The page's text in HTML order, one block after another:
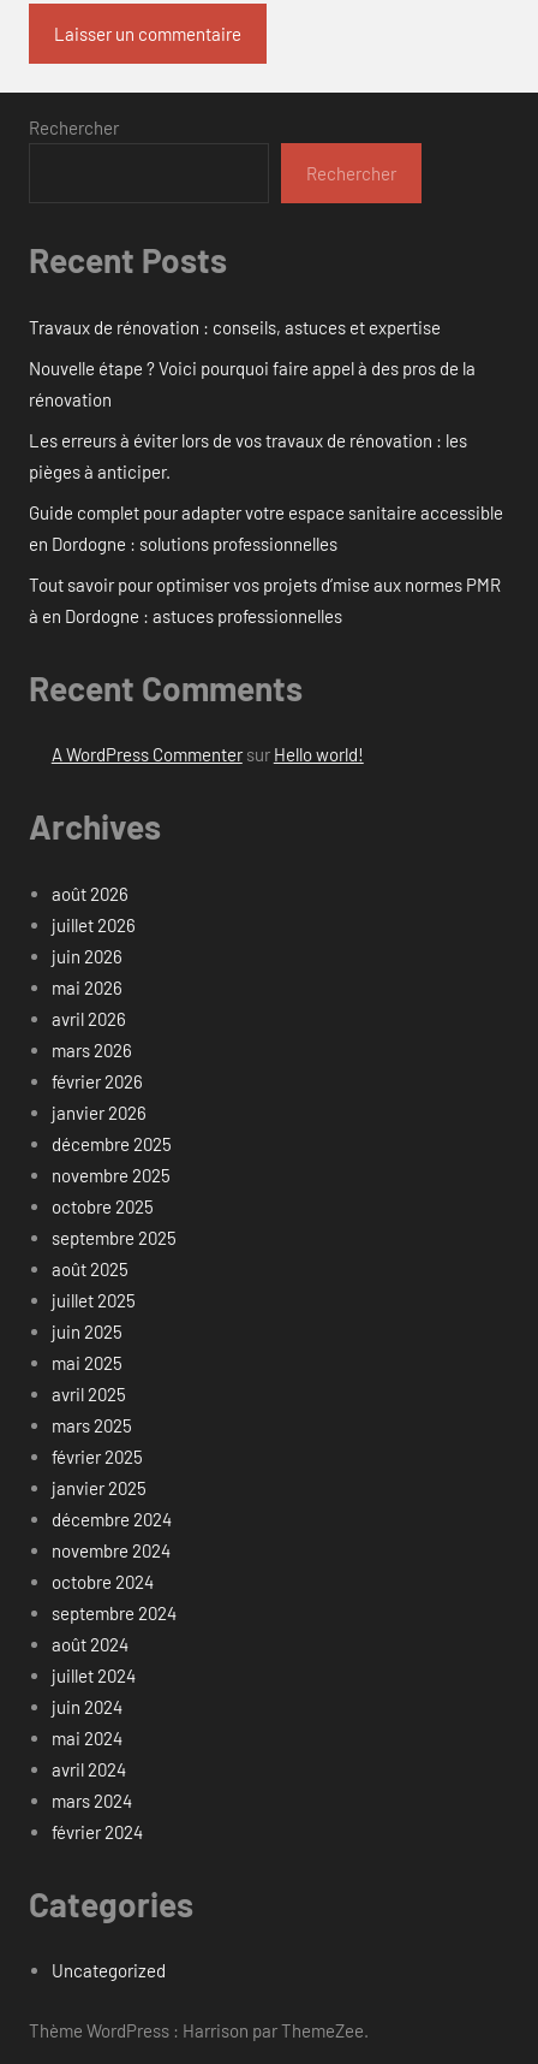
Rechercher
Rechercher
Recent Posts
Travaux de rénovation : conseils, astuces et expertise
Nouvelle étape ? Voici pourquoi faire appel à des pros de la
rénovation
Les erreurs à éviter lors de vos travaux de rénovation : les
pièges à anticiper.
Guide complet pour adapter votre espace sanitaire accessible
en Dordogne : solutions professionnelles
Tout savoir pour optimiser vos projets d’mise aux normes PMR
à en Dordogne : astuces professionnelles
Recent Comments
A WordPress Commentersur Hello world!
Archives
août 2026
juillet 2026
juin 2026
mai 2026
avril 2026
mars 2026
février 2026
janvier 2026
décembre 2025
novembre 2025
octobre 2025
septembre 2025
août 2025
juillet 2025
juin 2025
mai 2025
avril 2025
mars 2025
février 2025
janvier 2025
décembre 2024
novembre 2024
octobre 2024
septembre 2024
août 2024
juillet 2024
juin 2024
mai 2024
avril 2024
mars 2024
février 2024
Categories
Uncategorized
Thème WordPress : Harrison par ThemeZee.